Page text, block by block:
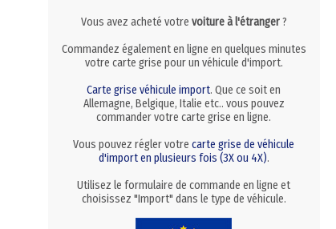
Vous avez acheté votre voiture à l'étranger?
Commandez également en ligne en quelques minutes
votre carte grise pour un véhicule d'import.
Carte grise véhicule import. Que ce soit en
Allemagne, Belgique, Italie etc.. vous pouvez
commander votre carte grise en ligne.
Vous pouvez régler votrecarte grise de véhicule
d'import en plusieurs fois (3X ou 4X).
Utilisez le formulaire de commande en ligne et
choisissez "Import" dans le type de véhicule.